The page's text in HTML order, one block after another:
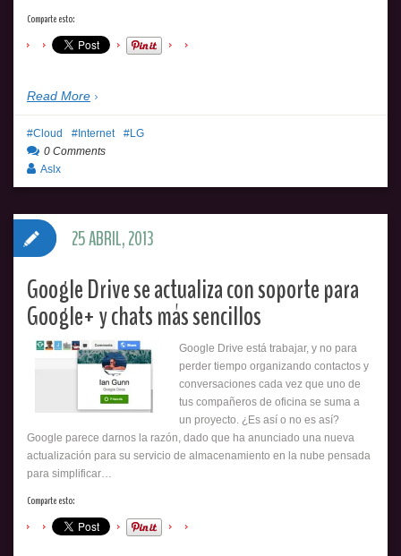
Comparte esto:
Read More
Cloud Internet
LG
0 Comments
Aslx
Google Drive se actualiza con soporte para
Google+ y chats más sencillos
Google Drive está trabajar, y no para
perder tiempo organizando contactos y
conversaciones cada vez que uno de
tus compañeros de oficina se suma a
un proyecto. ¿Es así o no es así?
Google parece darnos la razón, dado que ha anunciado una nueva
actualización para su servicio de almacenamiento en la nube pensada
para simplificar…
Comparte esto:
25 ABRIL, 2013